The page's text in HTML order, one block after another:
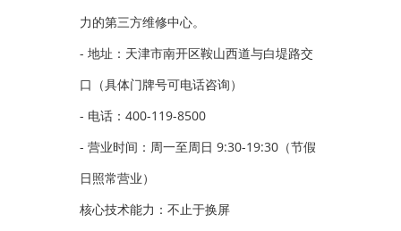
力的第三方维修中心。
- 地址：天津市南开区鞍山西道与白堤路交
口（具体门牌号可电话咨询）
- 电话：400-119-8500
- 营业时间：周一至周日 9:30-19:30（节假
日照常营业）
核心技术能力：不止于换屏